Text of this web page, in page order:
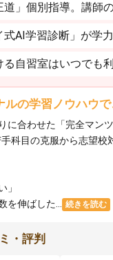
」個別指導。講師
AI学習診断」が学
自習室はいつでも
ルの学習ノウハウ
に合わせた「完全マン
科目の克服から志望校
」​
を伸ばした...
続きを読む
・評判